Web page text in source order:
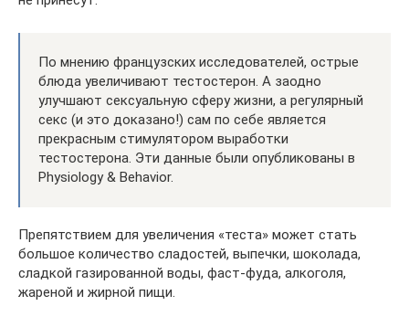
По мнению французских исследователей, острые
блюда увеличивают тестостерон. А заодно
улучшают сексуальную сферу жизни, а регулярный
секс (и это доказано!) сам по себе является
прекрасным стимулятором выработки
тестостерона. Эти данные были опубликованы в
Physiology & Behavior.
Препятствием для увеличения «теста» может стать
большое количество сладостей, выпечки, шоколада,
сладкой газированной воды, фаст-фуда, алкоголя,
жареной и жирной пищи.